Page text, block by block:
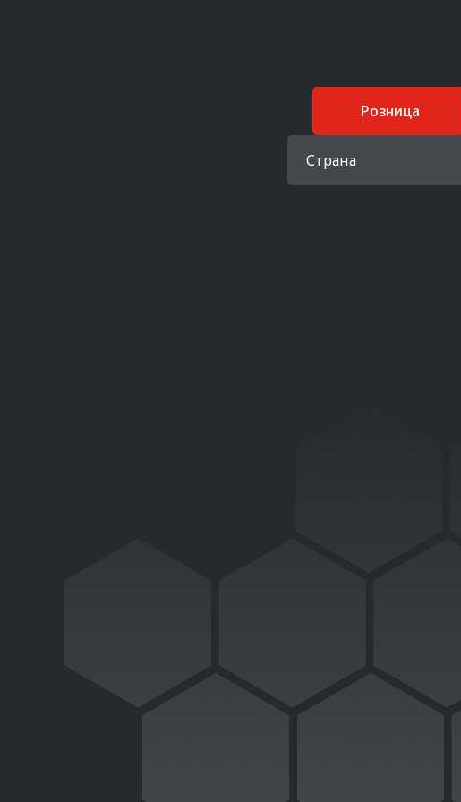
Розница
Страна